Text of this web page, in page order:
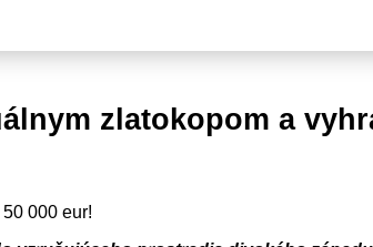
zlatokopom a